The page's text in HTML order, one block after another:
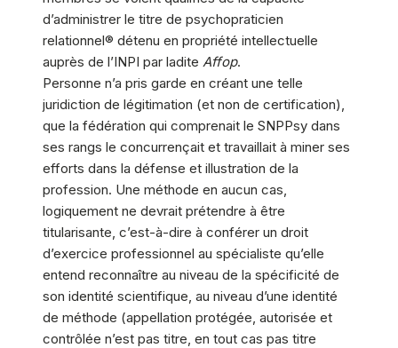
d’administrer le titre de psychopraticien
relationnel® détenu en propriété intellectuelle
auprès de l’INPI par ladite Affop.
Personne n’a pris garde en créant une telle
juridiction de légitimation (et non de certification),
que la fédération qui comprenait le SNPPsy dans
ses rangs le concurrençait et travaillait à miner ses
efforts dans la défense et illustration de la
profession. Une méthode en aucun cas,
logiquement ne devrait prétendre à être
titularisante, c’est-à-dire à conférer un droit
d’exercice professionnel au spécialiste qu’elle
entend reconnaître au niveau de la spécificité de
son identité scientifique, au niveau d’une identité
de méthode (appellation protégée, autorisée et
contrôlée n’est pas titre, en tout cas pas titre